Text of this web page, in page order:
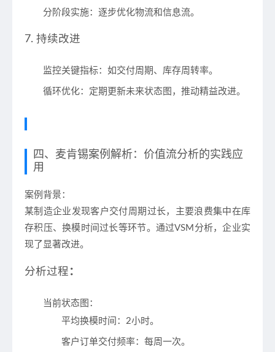
分阶段实施：逐步优化物流和信息流。
7. 持续改进
监控关键指标：如交付周期、库存周转率。
循环优化：定期更新未来状态图，推动精益改进。
四、麦肯锡案例解析：价值流分析的实践应
用
案例背景 ：
某制造企业发现客户交付周期过长，主要浪费集中在库
存积压、换模时间过长等环节。通过VSM分析，企业实
现了显著改进。
分析过程 ：
当前状态图 ：
平均换模时间：2小时。
客户订单交付频率：每周一次。